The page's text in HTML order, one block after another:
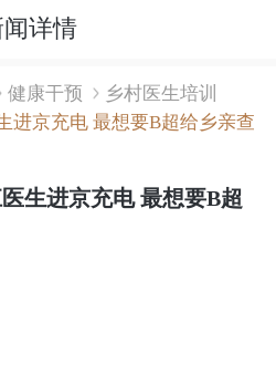
闻详情
健康干预
乡村医生培训
进京充电 最想要B超给乡亲查
生进京充电 最想要B超